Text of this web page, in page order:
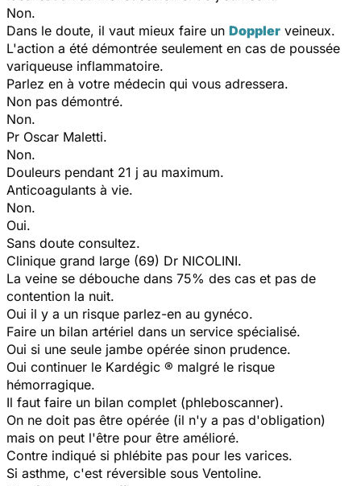
Non.
Dans le doute, il vaut mieux faire un Doppler veineux.
L'action a été démontrée seulement en cas de poussée
variqueuse inflammatoire.
Parlez en à votre médecin qui vous adressera.
Non pas démontré.
Non.
Pr Oscar Maletti.
Non.
Douleurs pendant 21 j au maximum.
Anticoagulants à vie.
Non.
Oui.
Sans doute consultez.
Clinique grand large (69) Dr NICOLINI.
La veine se débouche dans 75% des cas et pas de
contention la nuit.
Oui il y a un risque parlez-en au gynéco.
Faire un bilan artériel dans un service spécialisé.
Oui si une seule jambe opérée sinon prudence.
Oui continuer le Kardégic ® malgré le risque
hémorragique.
Il faut faire un bilan complet (phleboscanner).
On ne doit pas être opérée (il n'y a pas d'obligation)
mais on peut l'être pour être amélioré.
Contre indiqué si phlébite pas pour les varices.
Si asthme, c'est réversible sous Ventoline.